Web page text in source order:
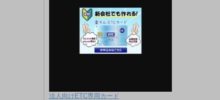
法人向けETC専用カード